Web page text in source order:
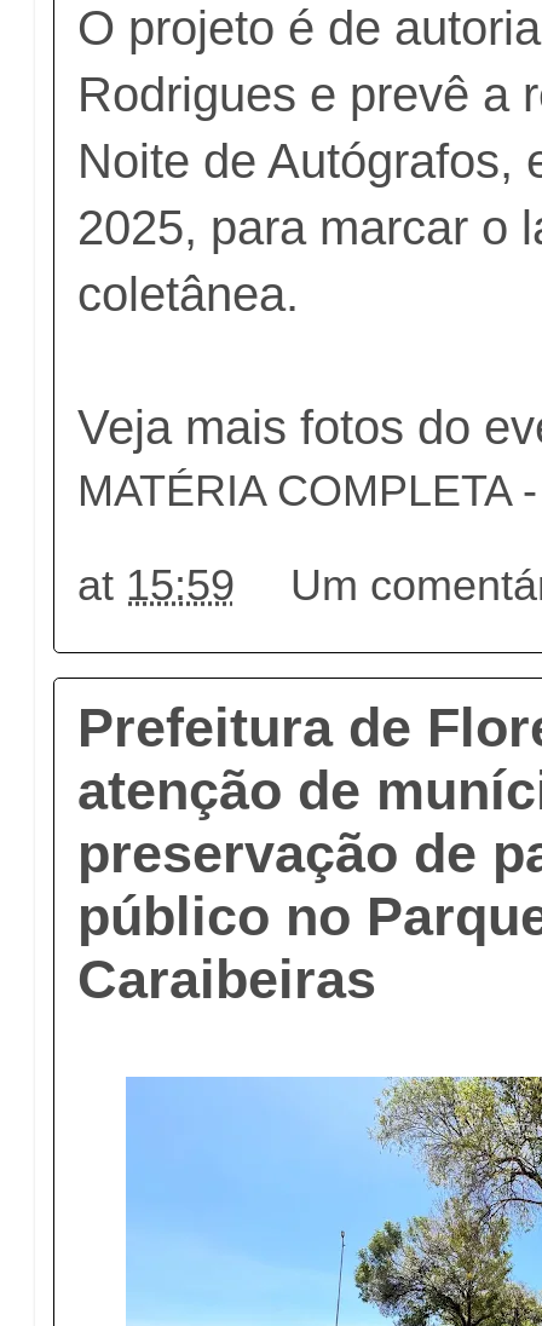
O projeto é de
Rodrigues e prevê a
Noite de Autógrafos,
2025, para marcar o
coletânea.
Veja mais fotos do
MATÉRIA COMPLETA
at 15:59 Um
Prefeitura de
atenção de
preservação de
público no
Caraibeiras